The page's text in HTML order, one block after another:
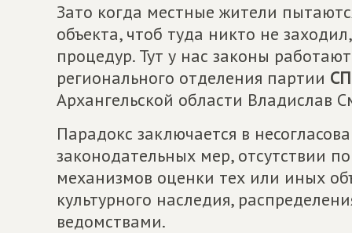
Зато когда местные жители
объекта, чтоб туда никто не
процедур. Тут у нас законы
регионального отделения партии
Архангельской области Владислав
Парадокс заключается в
законодательных мер, отсутствии
механизмов оценки тех или иных
культурного наследия,
ведомствами.